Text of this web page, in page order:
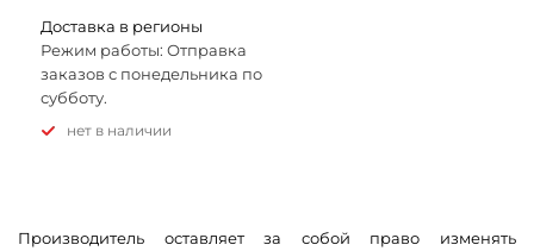
Доставка в регионы
Режим работы: Отправка
заказов с понедельника по
субботу.
Нет в наличии
Производитель оставляет за собой право изменять